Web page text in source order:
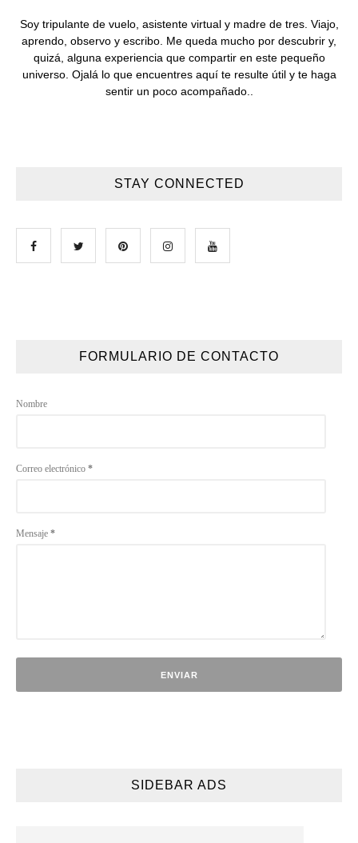
Soy tripulante de vuelo, asistente virtual y madre de tres. Viajo,
aprendo, observo y escribo. Me queda mucho por descubrir y,
quizá, alguna experiencia que compartir en este pequeño
universo. Ojalá lo que encuentres aquí te resulte útil y te haga
sentir un poco acompañado..
STAY CONNECTED
FORMULARIO DE CONTACTO
Nombre
Correo electrónico *
Mensaje *
SIDEBAR ADS